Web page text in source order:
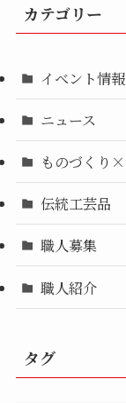
カテゴリー
イベント情報
ニュース
ものづくり
伝統工芸品
職人募集
職人紹介
タグ